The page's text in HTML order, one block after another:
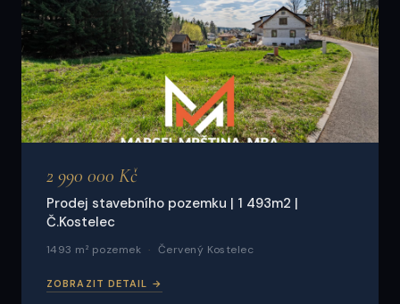
2 990 000 Kč
Prodej stavebního pozemku | 1 493m2 |
Č.Kostelec
1493 m² pozemek Červený Kostelec
ZOBRAZIT DETAIL →